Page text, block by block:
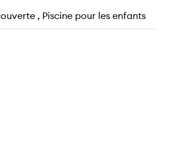
, Piscine pour les enfants